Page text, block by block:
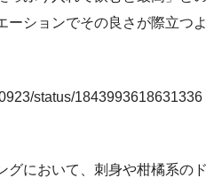
ーションでその良さが際立つよ
status/1843993618631336
グにおいて、刺身や柑橘系のド